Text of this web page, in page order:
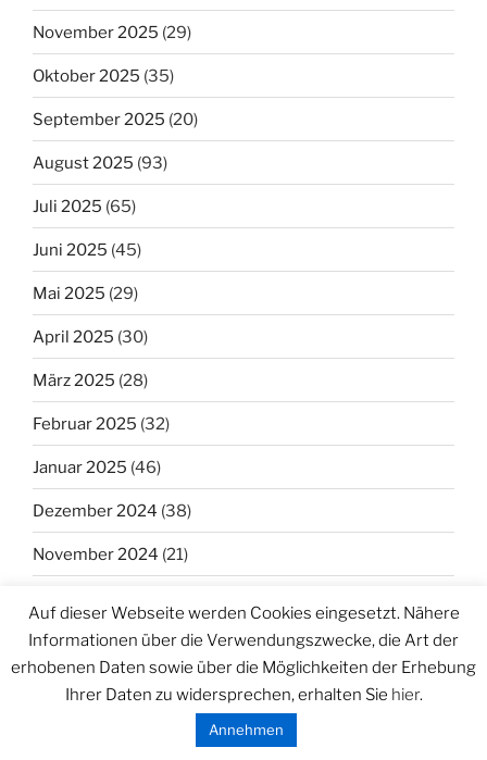
November 2025 (29)
Oktober 2025 (35)
September 2025 (20)
August 2025 (93)
Juli 2025 (65)
Juni 2025 (45)
Mai 2025 (29)
April 2025 (30)
März 2025 (28)
Februar 2025 (32)
Januar 2025 (46)
Dezember 2024 (38)
November 2024 (21)
September 2024(26)
August 2024
Auf dieser Webseite werden Cookies eingesetzt. Nähere
Informationen über die Verwendungszwecke, die Art der
erhobenen Daten sowie über die Möglichkeiten der Erhebung
Ihrer Daten zu widersprechen, erhalten Sie hier.
Annehmen